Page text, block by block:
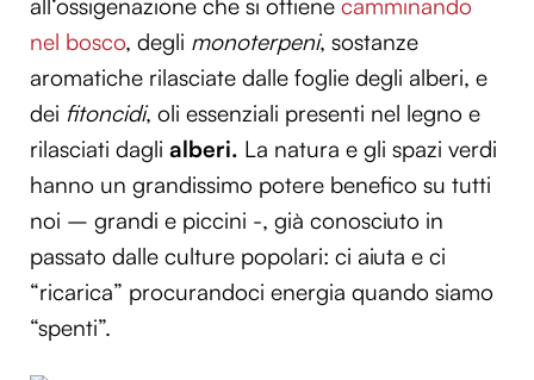
all‘ossigenazione che si ottiene camminando
nel bosco, degli monoterpeni, sostanze
aromatiche rilasciate dalle foglie degli alberi, e
dei fitoncidi, oli essenziali presenti nel legno e
rilasciati dagli alberi. La natura e gli spazi verdi
hanno un grandissimo potere benefico su tutti
noi – grandi e piccini -, già conosciuto in
passato dalle culture popolari: ci aiuta e ci
“ricarica” procurandoci energia quando siamo
“spenti”.